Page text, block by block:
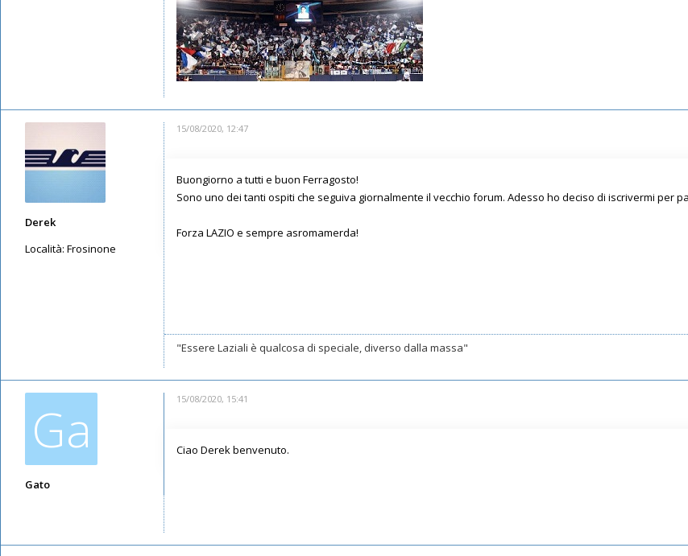
Derek
Località: Frosinone
15/08/2020, 12:47
Buongiorno a tutti e buon Ferragosto!
Sono uno dei tanti ospiti che seguiva giornalmente il vecchio forum. Adesso ho deciso di iscrivermi per
Forza LAZIO e sempre asromamerda!
"Essere Laziali è qualcosa di speciale, diverso dalla massa"
Ga
Gato
15/08/2020, 15:41
Ciao Derek benvenuto.